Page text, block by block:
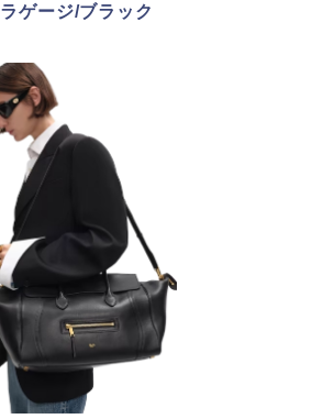
ラゲージ/ブラック